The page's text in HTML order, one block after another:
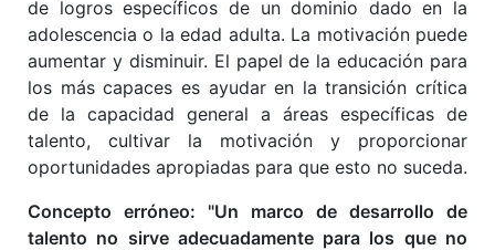
de logros específicos de un dominio dado en la
adolescencia o la edad adulta. La motivación puede
aumentar y disminuir. El papel de la educación para
los más capaces es ayudar en la transición crítica
de la capacidad general a áreas específicas de
talento, cultivar la motivación y proporcionar
oportunidades apropiadas para que esto no suceda.
Concepto erróneo: "Un marco de desarrollo de
talento no sirve adecuadamente para los que no